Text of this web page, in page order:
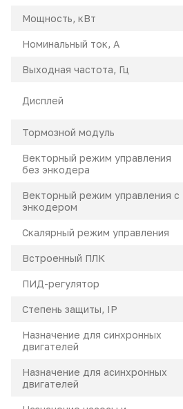
Мощность, кВт
Номинальный ток, A
Выходная частота, Гц
Дисплей
Тормозной модуль
Векторный режим управления
без энкодера
Векторный режим управления с
энкодером
Скалярный режим управления
Встроенный ПЛК
ПИД-регулятор
Степень защиты, IP
Назначение для синхронных
двигателей
Назначение для асинхронных
двигателей